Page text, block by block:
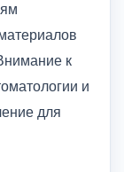
к
и
для